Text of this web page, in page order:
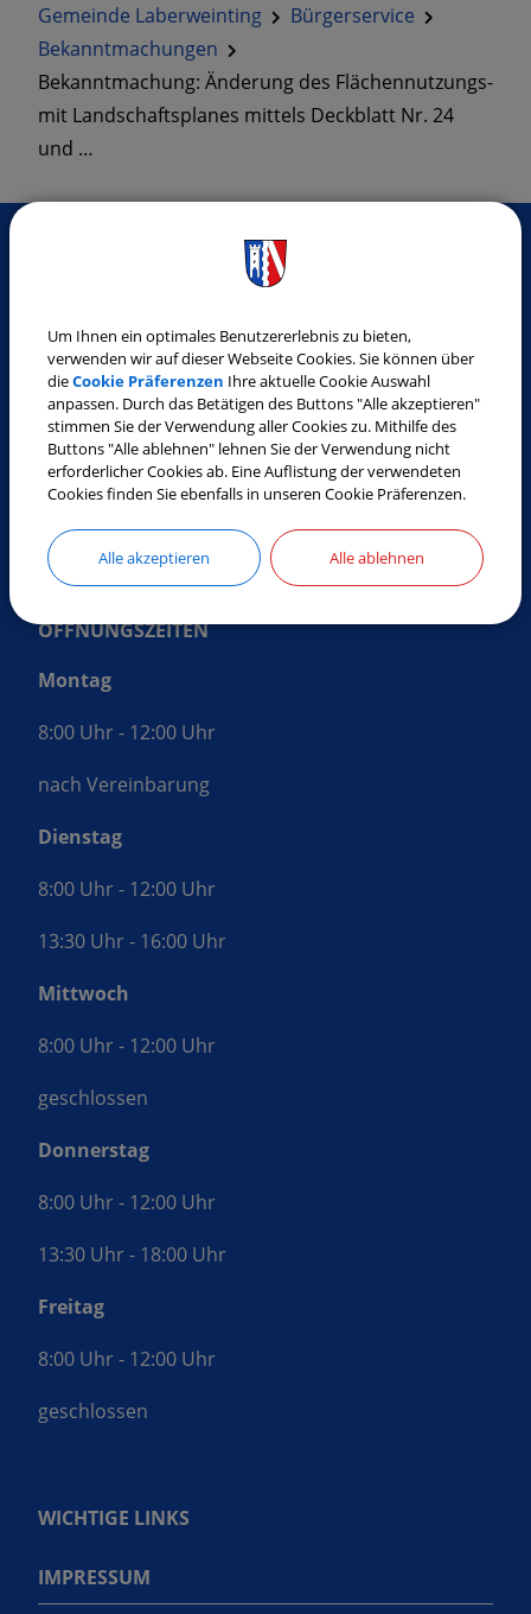
Gemeinde Laberweinting
Bürgerservice
Bekanntmachungen
Bekanntmachung: Änderung des Flächennutzungs-
mit Landschaftsplanes mittels Deckblatt Nr. 24
und …
Gemeinde Laberweinting
Landshuter Straße 32
84082 Laberweinting
Tel.:08772 9619-0
Fax:08772 9619-30
E-Mail:gemeinde@laberweinting.de
Web:
www.laberweinting.de
ÖFFNUNGSZEITEN
Montag
8:00 Uhr - 12:00 Uhr
nach Vereinbarung
Dienstag
8:00 Uhr - 12:00 Uhr
13:30 Uhr - 16:00 Uhr
Mittwoch
8:00 Uhr - 12:00 Uhr
geschlossen
Donnerstag
8:00 Uhr - 12:00 Uhr
13:30 Uhr - 18:00 Uhr
Freitag
8:00 Uhr - 12:00 Uhr
geschlossen
WICHTIGE LINKS
IMPRESSUM
Um Ihnen ein optimales Benutzererlebnis zu bieten,
verwenden wir auf dieser Webseite Cookies. Sie können über
dieCookie Präferenzen Ihre aktuelle Cookie Auswahl
anpassen. Durch das Betätigen des Buttons "Alle akzeptieren"
stimmen Sie der Verwendung aller Cookies zu. Mithilfe des
Buttons "Alle ablehnen" lehnen Sie der Verwendung nicht
erforderlicher Cookies ab. Eine Auflistung der verwendeten
Cookies finden Sie ebenfalls in unseren Cookie Präferenzen.
Alle akzeptieren Alle ablehnen